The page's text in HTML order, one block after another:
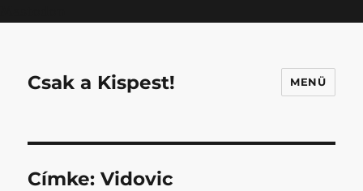
Csak a Kispest! MENÜ
Címke:Vidovic